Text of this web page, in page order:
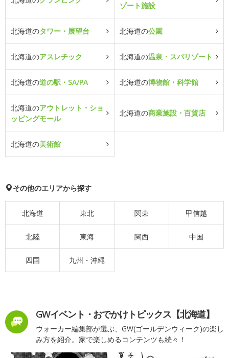
ゾート施設
北海道のタワー・展望台 北海道の公園
北海道のアスレチック 北海道の温泉・スパリゾート
北海道の道の駅・SA/PA 北海道の博物館・科学館
北海道のアウトレット・ショ
ッピングモール
北海道の商業施設・百貨店
北海道の美術館
その他のエリアから探す
北海道 東北 関東 甲信越
北陸 東海 関西 中国
四国 九州・沖縄
GWイベント・おでかけトピックス【北海道】
ウォーカー編集部が選ぶ、GW(ゴールデンウィーク)の楽し
み方を紹介。家で楽しめるコンテンツも続々！